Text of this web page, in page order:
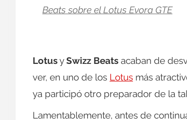
Beats sobre el Lotus Evora GTE
LotusySwizz Beats acaban de
ver, en uno de los Lotus más
ya participó otro preparador de la
Lamentablemente, antes de